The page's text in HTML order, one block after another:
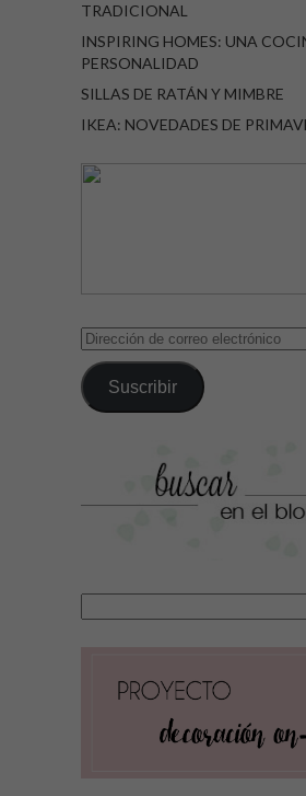
TRADICIONAL
INSPIRING HOMES: UNA
PERSONALIDAD
SILLAS DE RATÁN Y MIMBRE
IKEA: NOVEDADES DE
Dirección
correo
electrónico
Suscribir